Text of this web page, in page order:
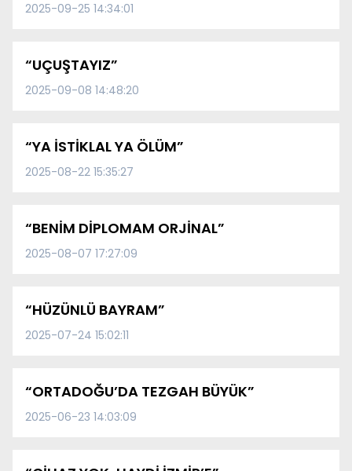
2025-09-25 14:34:01
“UÇUŞTAYIZ”
2025-09-08 14:48:20
“YA İSTİKLAL YA ÖLÜM”
2025-08-22 15:35:27
“BENİM DİPLOMAM ORJİNAL”
2025-08-07 17:27:09
“HÜZÜNLÜ BAYRAM”
2025-07-24 15:02:11
“ORTADOĞU’DA TEZGAH BÜYÜK”
2025-06-23 14:03:09